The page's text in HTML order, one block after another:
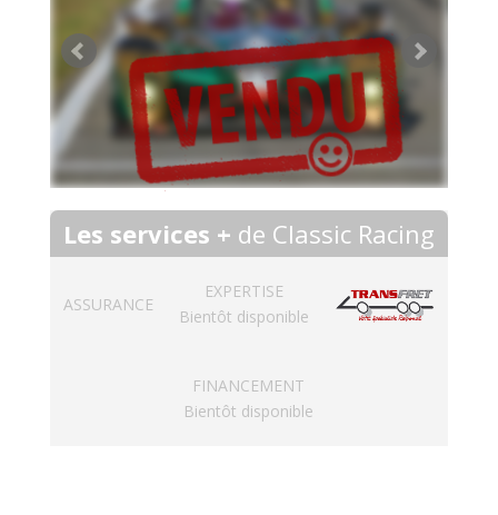
Les services + de Classic Racing
ASSURANCE
EXPERTISE
Bientôt disponible
FINANCEMENT
Bientôt disponible